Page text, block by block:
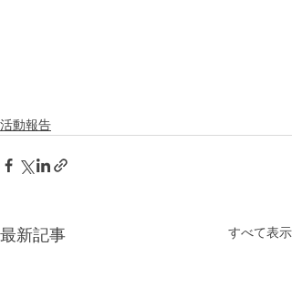
活動報告
最新記事 すべて表示